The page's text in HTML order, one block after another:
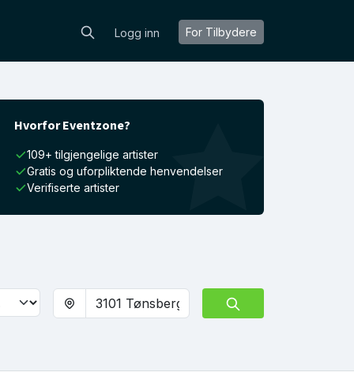
Logg inn For Tilbydere
Hvorfor Eventzone?
109+ tilgjengelige artister
Gratis og uforpliktende henvendelser
Verifiserte artister